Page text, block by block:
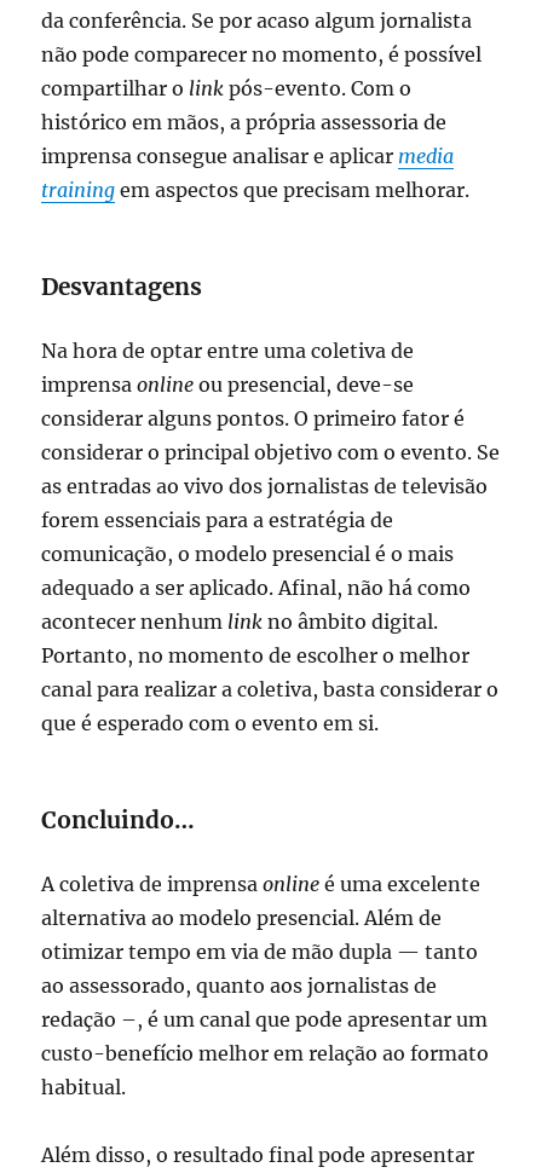
da conferência. Se por acaso algum jornalista
não pode comparecer no momento, é possível
compartilhar o link pós-evento. Com o
histórico em mãos, a própria assessoria de
imprensa consegue analisar e aplicar media
training em aspectos que precisam melhorar.
Desvantagens
Na hora de optar entre uma coletiva de
imprensaonlineou presencial, deve-se
considerar alguns pontos. O primeiro fator é
considerar o principal objetivo com o evento. Se
as entradas ao vivo dos jornalistas de televisão
forem essenciais para a estratégia de
comunicação, o modelo presencial é o mais
adequado a ser aplicado. Afinal, não há como
acontecer nenhum link no âmbito digital.
Portanto, no momento de escolher o melhor
canal para realizar a coletiva, basta considerar o
que é esperado com o evento em si.
Concluindo…
A coletiva de imprensaonline é uma excelente
alternativa ao modelo presencial. Além de
otimizar tempo em via de mão dupla — tanto
ao assessorado, quanto aos jornalistas de
redação –, é um canal que pode apresentar um
custo-benefício melhor em relação ao formato
habitual.
Além disso, o resultado final pode apresentar